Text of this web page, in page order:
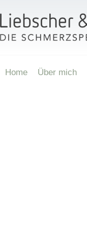
Home Über mich